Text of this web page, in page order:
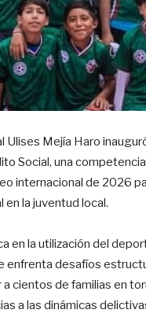
Mejía Haro
Social, una
internacional de 2026
la juventud local.
en la utilización del
enfrenta desafíos
cientos de familias en
a las dinámicas